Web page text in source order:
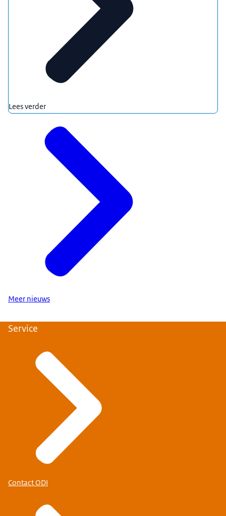
Lees verder
Meer nieuws
Service
Contact ODI